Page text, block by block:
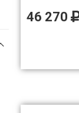
46 270